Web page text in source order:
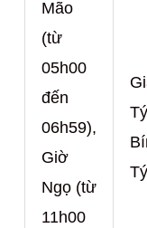
Mão
(từ
05h00
đến
06h59),
Giờ
Ngọ (từ
11h00
Tý